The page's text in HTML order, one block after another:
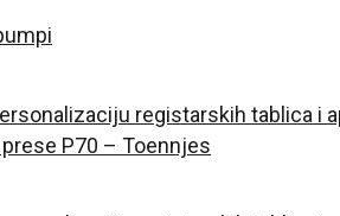
registarskih tablica i
P70 – Toennjes